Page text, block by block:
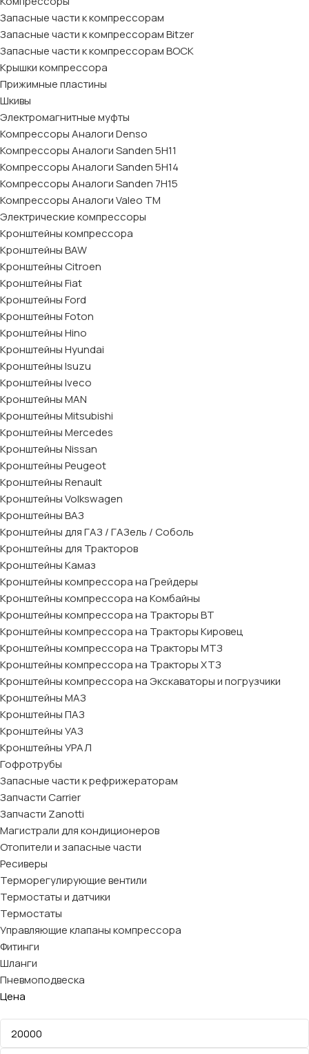
Запасные части к компрессорам
Запасные части к компрессорам Bitzer
Запасные части к компрессорам BOCK
Крышки компрессора
Прижимные пластины
Шкивы
Электромагнитные муфты
Компрессоры Аналоги Denso
Компрессоры Аналоги Sanden 5H11
Компрессоры Аналоги Sanden 5H14
Компрессоры Аналоги Sanden 7H15
Компрессоры Аналоги Valeo ТМ
Электрические компрессоры
Кронштейны компрессора
Кронштейны BAW
Кронштейны Citroen
Кронштейны Fiat
Кронштейны Ford
Кронштейны Foton
Кронштейны Hino
Кронштейны Hyundai
Кронштейны Isuzu
Кронштейны Iveco
Кронштейны MAN
Кронштейны Mitsubishi
Кронштейны Mеrcedes
Кронштейны Nissan
Кронштейны Peugeot
Кронштейны Renault
Кронштейны Volkswagen
Кронштейны ВАЗ
Кронштейны для ГАЗ / ГАЗель / Соболь
Кронштейны для Тракторов
Кронштейны Камаз
Кронштейны компрессора на Грейдеры
Кронштейны компрессора на Комбайны
Кронштейны компрессора на Тракторы ВТ
Кронштейны компрессора на Тракторы Кировец
Кронштейны компрессора на Тракторы МТЗ
Кронштейны компрессора на Тракторы ХТЗ
Кронштейны компрессора на Экскаваторы и погрузчики
Кронштейны МАЗ
Кронштейны ПАЗ
Кронштейны УАЗ
Кронштейны УРАЛ
Гофротрубы
Запасные части к рефрижераторам
Запчасти Carrier
Запчасти Zanotti
Магистрали для кондиционеров
Отопители и запасные части
Ресиверы
Терморегулирующие вентили
Термостаты и датчики
Термостаты
Управляющие клапаны компрессора
Фитинги
Шланги
Пневмоподвеска
Цена